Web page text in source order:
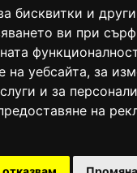
бисквитки и
ви при
на уебсайта, за
и за
на
под номер: ISSN 1312-